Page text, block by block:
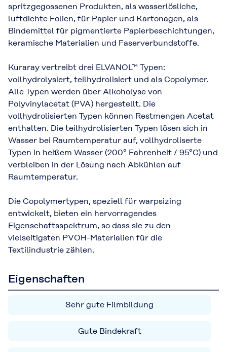
spritzgegossenen Produkten, als wasserlösliche,
luftdichte Folien, für Papier und Kartonagen, als
Bindemittel für pigmentierte Papierbeschichtungen,
keramische Materialien und Faserverbundstoffe.
Kuraray vertreibt drei ELVANOL™ Typen:
vollhydrolysiert, teilhydrolisiert und als Copolymer.
Alle Typen werden über Alkoholyse von
Polyvinylacetat (PVA) hergestellt. Die
vollhydrolisierten Typen können Restmengen Acetat
enthalten. Die teilhydrolisierten Typen lösen sich in
Wasser bei Raumtemperatur auf, vollhydroliserte
Typen in heißem Wasser (200° Fahrenheit / 95°C) und
verbleiben in der Lösung nach Abkühlen auf
Raumtemperatur.
Die Copolymertypen, speziell für warpsizing
entwickelt, bieten ein hervorragendes
Eigenschaftsspektrum, so dass sie zu den
vielseitigsten PVOH-Materialien für die
Textilindustrie zählen.
Eigenschaften
Sehr gute Filmbildung
Gute Bindekraft